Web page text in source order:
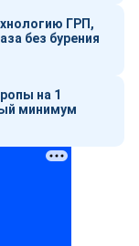
ГРП,
без бурения
на 1
минимум